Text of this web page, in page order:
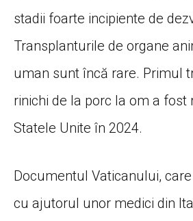
stadii foarte incipiente de
Transplanturile de organe
uman sunt încă rare. Primul
rinichi de la porc la om a fost
Statele Unite în 2024.
Documentul Vaticanului,
cu ajutorul unor medici din